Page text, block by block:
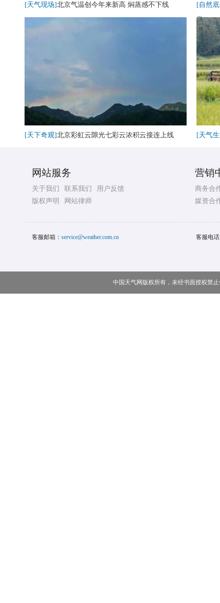
[天气现场]北京气温创今年来新高 焖蒸感不下线
[自然
卷
[天下奇观]北京彩虹云隙光七彩云浓积云接连上线 [天气
网站服务
关于我们 联系我们
用户反馈
版权声明
网站律师
营销
商务合
媒资合
客服邮箱： service@weather.com.cn 客服电
中国天气网版权所有，未经书面授权